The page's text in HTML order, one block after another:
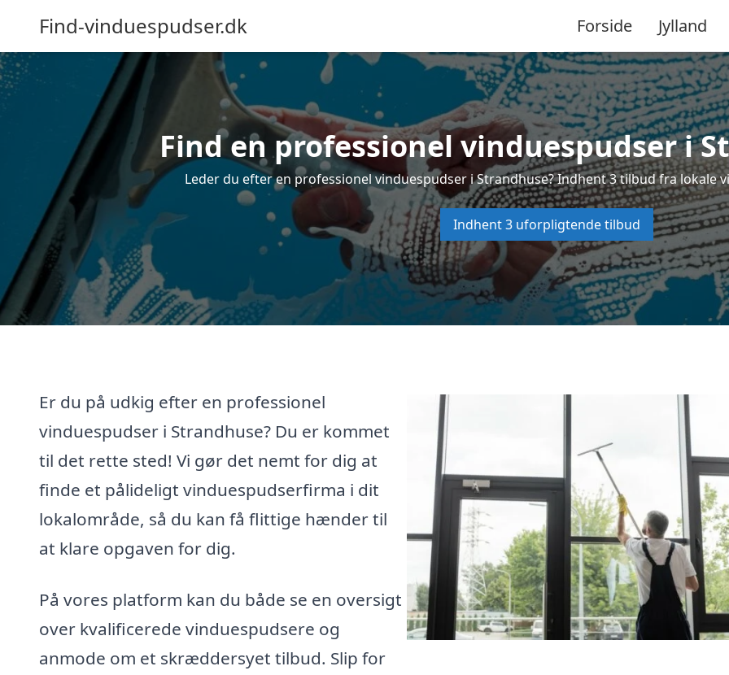
Find-vinduespudser.dk Forside Jylland
Find en professionel vinduespudser i
Leder du efter en professionel vinduespudser i Strandhuse? Indhent 3 tilbud fra lokale
Indhent 3 uforpligtende tilbud
Er du på udkig efter en professionel
vinduespudser i Strandhuse? Du er kommet
til det rette sted! Vi gør det nemt for dig at
finde et pålideligt vinduespudserfirma i dit
lokalområde, så du kan få flittige hænder til
at klare opgaven for dig.
På vores platform kan du både se en oversigt
over kvalificerede vinduespudsere og
anmode om et skræddersyet tilbud. Slip for